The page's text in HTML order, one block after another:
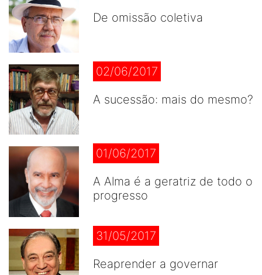
De omissão coletiva
02/06/2017
A sucessão: mais do mesmo?
01/06/2017
A Alma é a geratriz de todo o
progresso
31/05/2017
Reaprender a governar